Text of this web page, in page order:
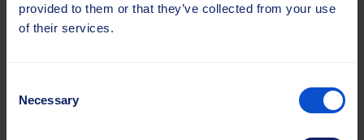
provided to them or that they’ve collected from your use
of their services.
Selection
Necessary